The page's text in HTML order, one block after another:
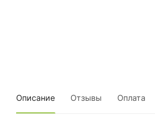
Описание Отзывы Оплата